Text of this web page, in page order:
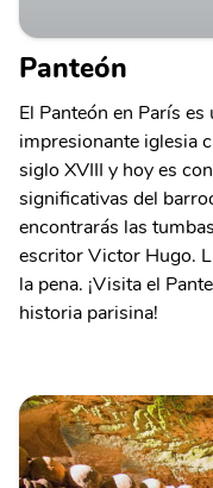
Panteón
El Panteón en París
impresionante iglesia
siglo XVIII y hoy es
significativas del
encontrarás las
escritor Victor Hugo.
la pena. ¡Visita el
historia parisina!